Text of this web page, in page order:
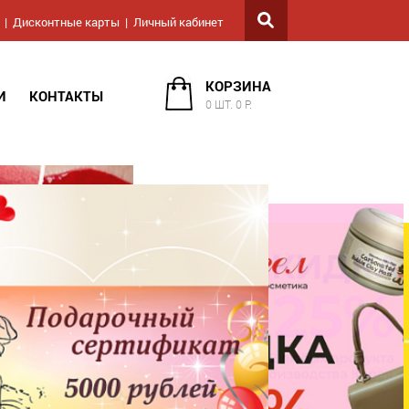
Дисконтные карты Личный кабинет
КОНТАКТЫ
КОРЗИНА
0 ШТ. 0 Р.